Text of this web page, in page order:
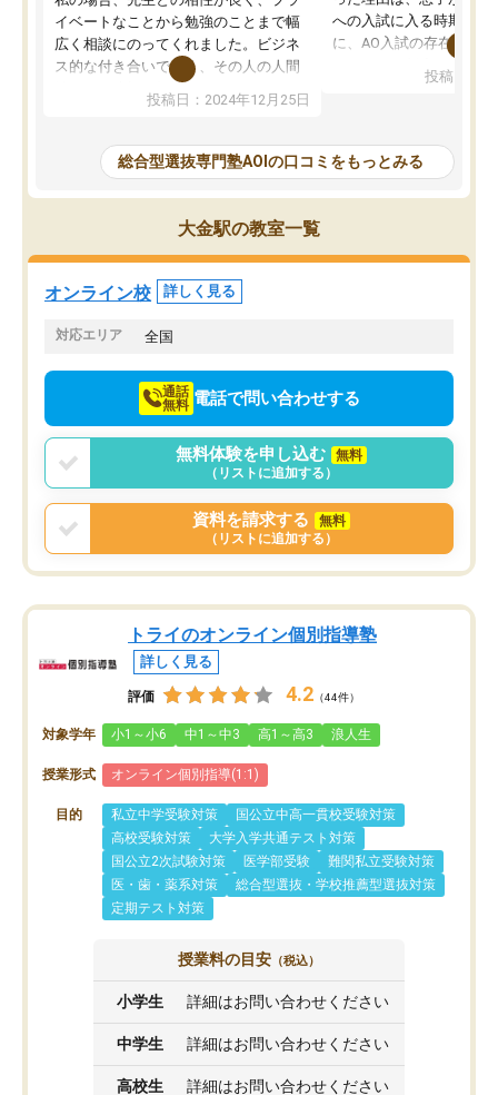
イベートなことから勉強のことまで幅
広く相談にのってくれました。ビジネ
ス的な付き合いでなく、その人の人間
性までを適切に把握し、むきあってい
るなぁと強く感じることできました。
と相談すると、他の先生も紹介してく
ださり、客観的なアドバイスもいただ
くことができました（志望理由・自己
PR等の添削において）。そして、なに
より自習室が解放されている点がよか
ったです。友達と好きな時間に自習
し、お互いを高めあえる環境がありま
投稿日：2024年12月25日
への入試に入る時期に差
に、AO入試の存在を息
たことから、AOIに入塾
で、AO入試を改めて知
それに対しての具体的な
ことでした。更に子供の
けてらっしゃいますので
投稿日：
総合型選抜専門塾AOIの口コミをもっとみる
大金駅の教室一覧
オンライン校 詳しく見る
対応エリア 全国
通話
無料 電話で問い合わせする
無料体験を申し込む
無料
（リストに追加する）
資料を請求する
無料
（リストに追加する）
トライのオンライン個別指導塾
詳しく見る
評価 4.2 （44件）
対象学年 小1～小6 中1～中3 高1～高3 浪人生
授業形式 オンライン個別指導(1:1)
目的 私立中学受験対策
国公立中高一貫校受験対策
高校受験対策
大学入学共通テスト対策
国公立2次試験対策
医学部受験
難関私立受験対策
医・歯・薬系対策
総合型選抜・学校推薦型選抜対策
定期テスト対策
授業料の目安 （税込）
小学生 詳細はお問い合わせください
中学生 詳細はお問い合わせください
高校生 詳細はお問い合わせください